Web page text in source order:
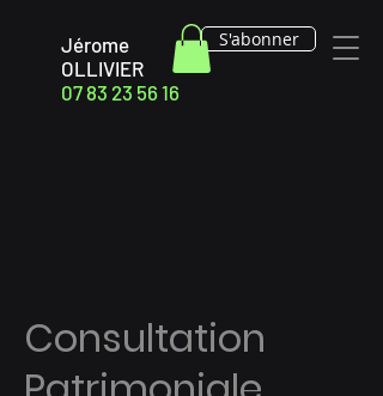
Jérome
OLLIVIER
07 83 23 56 16
S'abonner
Consultation